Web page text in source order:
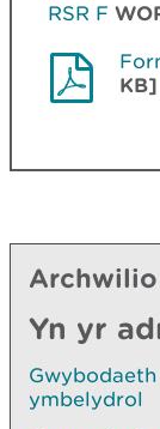
RSR F
KB]
Yn yr
ymbelydrol